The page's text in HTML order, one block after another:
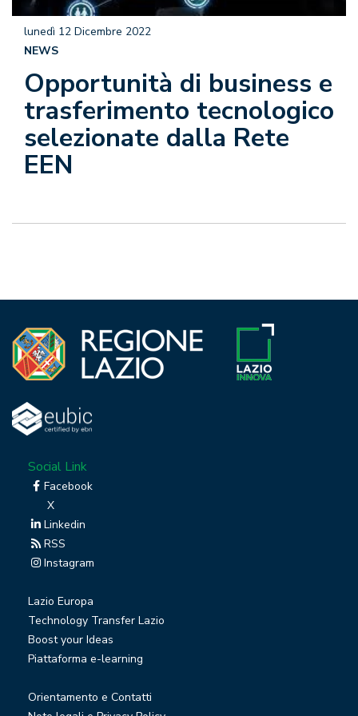
Opportunità di business e
trasferimento tecnologico
selezionate dalla Rete
EEN
lunedì 12 Dicembre 2022
NEWS
Social Link
Facebook
X
Linkedin
RSS
Instagram
Lazio Europa
Technology Transfer Lazio
Boost your Ideas
Piattaforma e-learning
Orientamento e Contatti